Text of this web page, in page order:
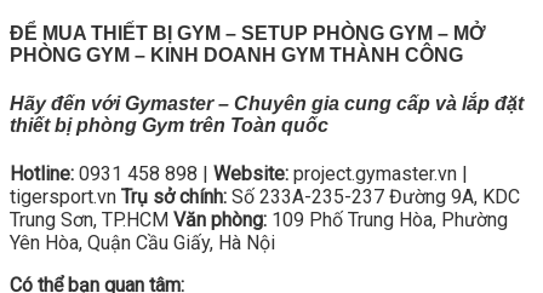
ĐỂ MUA THIẾT BỊ GYM – SETUP PHÒNG GYM – MỞ
PHÒNG GYM – KINH DOANH GYM THÀNH CÔNG
Hãy đến với Gymaster – Chuyên gia cung cấp và lắp đặt
thiết bị phòng Gym trên Toàn quốc
Hotline: 0931 458 898 | Website: project.gymaster.vn |
tigersport.vn Trụ sở chính: Số 233A-235-237 Đường 9A, KDC
Trung Sơn, TP.HCM Văn phòng: 109 Phố Trung Hòa, Phường
Yên Hòa, Quận Cầu Giấy, Hà Nội
Có thể bạn quan tâm: